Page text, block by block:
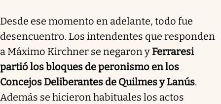
Desde ese momento en adelante, todo fue
desencuentro. Los intendentes que responden
a Máximo Kirchner se negaron y Ferraresi
partió los bloques de peronismo en los
Concejos Deliberantes de Quilmes y Lanús.
Además se hicieron habituales los actos